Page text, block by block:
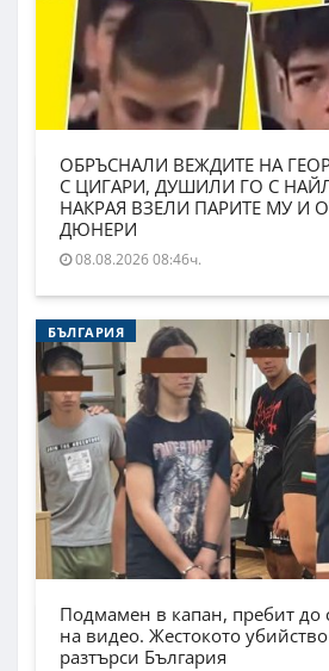
ОБРЪСНАЛИ ВЕЖДИТЕ НА
С ЦИГАРИ, ДУШИЛИ ГО С
НАКРАЯ ВЗЕЛИ ПАРИТЕ МУ И
ДЮНЕРИ
08.08.2026 08:46ч.
БЪЛГАРИЯ
Подмамен в капан, пребит до
на видео. Жестокото
разтърси България